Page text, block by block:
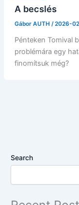
A becslés
Gábor AUTH /2026-
Pénteken Tomival
problémára egy
finomítsuk még?
Search